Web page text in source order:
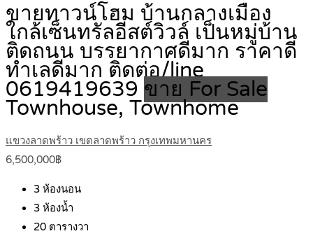
ขายทาวน์โฮม บ้านกลางเมือง
ใกล้เซ็นทรัลอีสต์วิวล์ เป็นหมู่บ้าน
ติดถนน บรรยากาศดีมาก ราคาดี
ทำเลดีมาก ติดต่อ/line
0619419639 ขาย For Sale
Townhouse, Townhome
แขวงลาดพร้าว เขตลาดพร้าว กรุงเทพมหานคร
6,500,000฿
3 ห้องนอน
3 ห้องน้ำ
20 ตารางวา